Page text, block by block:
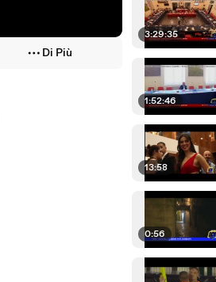
Di Più
3:29:35
1:52:46
13:58
0:56